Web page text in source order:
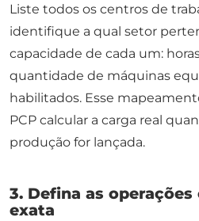
Liste todos os centros de
identifique a qual setor
capacidade de cada um:
quantidade de máquinas
habilitados. Esse
PCP calcular a carga real
produção for lançada.
3. Defina as operações
exata